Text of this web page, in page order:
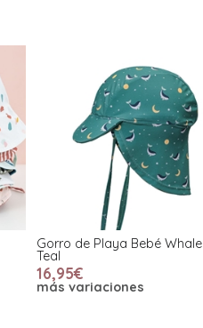
Gorro de Playa Bebé Whale
Teal
16,95€
más variaciones